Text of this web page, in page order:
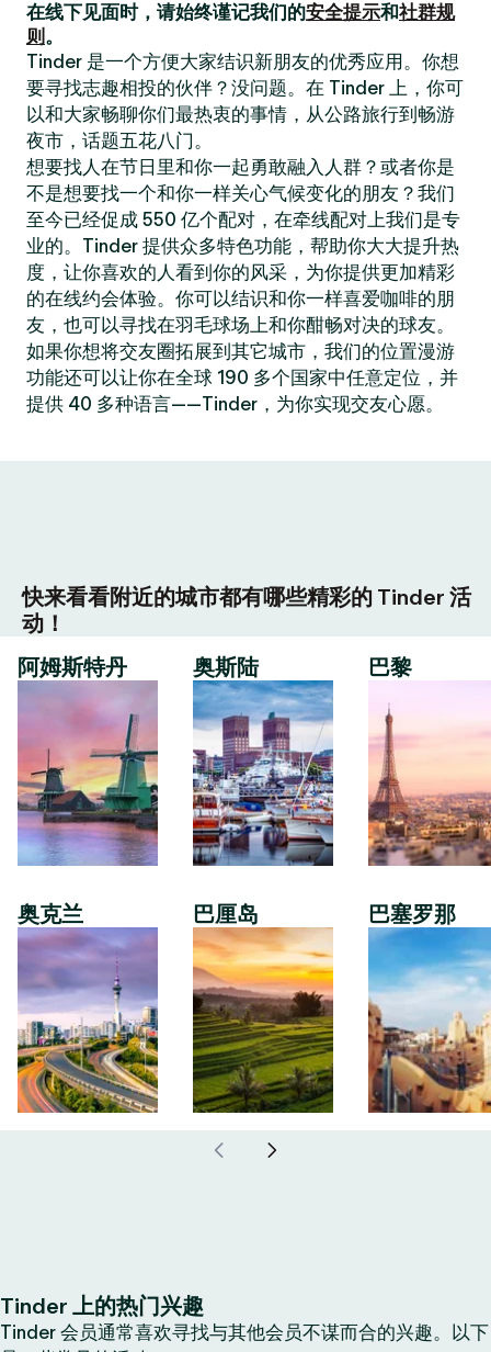
在线下见面时，请始终谨记我们的安全提示和社群规
则 。
Tinder 是一个方便大家结识新朋友的优秀应用。你想
要寻找志趣相投的伙伴？没问题。在 Tinder 上，你可
以和大家畅聊你们最热衷的事情，从公路旅行到畅游
夜市，话题五花八门。
想要找人在节日里和你一起勇敢融入人群？或者你是
不是想要找一个和你一样关心气候变化的朋友？我们
至今已经促成 550 亿个配对，在牵线配对上我们是专
业的。Tinder 提供众多特色功能，帮助你大大提升热
度，让你喜欢的人看到你的风采，为你提供更加精彩
的在线约会体验。你可以结识和你一样喜爱咖啡的朋
友，也可以寻找在羽毛球场上和你酣畅对决的球友。
如果你想将交友圈拓展到其它城市，我们的位置漫游
功能还可以让你在全球 190 多个国家中任意定位，并
提供 40 多种语言——Tinder，为你实现交友心愿。
快来看看附近的城市都有哪些精彩的 Tinder 活
动！
阿姆斯特丹
奥克兰
奥斯陆
巴厘岛
巴黎
巴塞罗那
Tinder 上的热门兴趣
Tinder 会员通常喜欢寻找与其他会员不谋而合的兴趣。以下